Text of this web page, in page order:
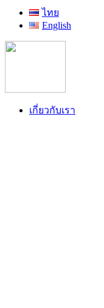
ไทย
English
เกี่ยวกับเรา